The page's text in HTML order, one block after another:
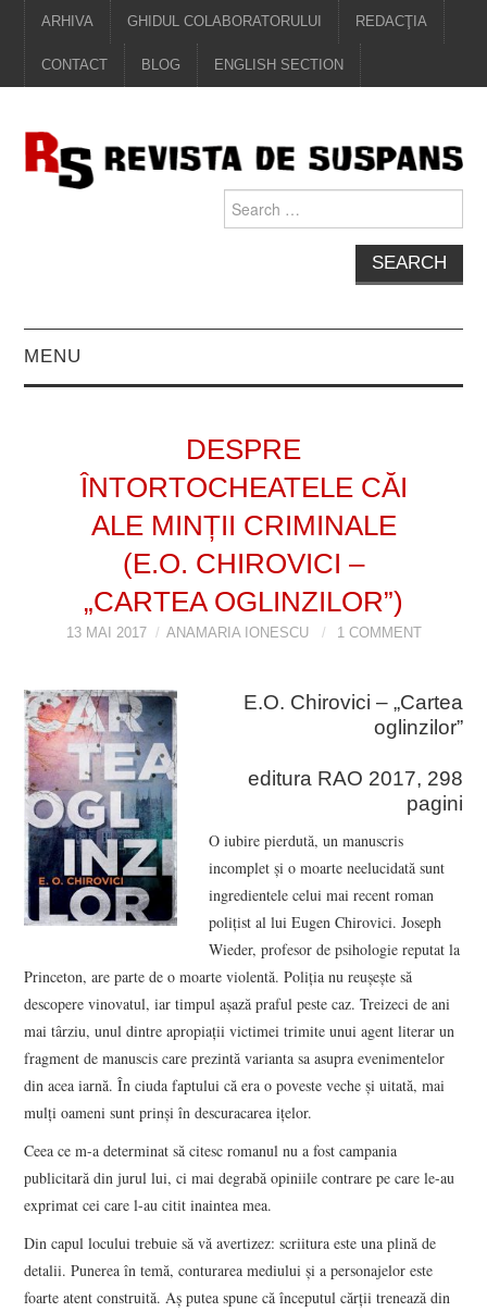
ARHIVA GHIDUL COLABORATORULUI REDACŢIA
CONTACT BLOG ENGLISH SECTION
for:
MENU
VIZIUNI ȘI SPECTRE
CONTRAPAGINI
CARTE & FILM
SUSPANS
NUMĂRUL 48 /
MARTIE 2018
NUMĂRUL 49 /
APRILIE 2018
DESPRE
ÎNTORTOCHEATELE CĂI
ALE MINȚII CRIMINALE
(E.O. CHIROVICI –
„CARTEA OGLINZILOR”)
13 MAI 2017 ANAMARIA IONESCU 1 COMMENT
E.O. Chirovici – „Cartea
oglinzilor”
editura RAO 2017, 298
pagini
O iubire pierdută, un manuscris
incomplet și o moarte neelucidată sunt
ingredientele celui mai recent roman
polițist al lui Eugen Chirovici. Joseph
Wieder, profesor de psihologie reputat la
Princeton, are parte de o moarte violentă. Poliția nu reușește să
descopere vinovatul, iar timpul așază praful peste caz. Treizeci de ani
mai târziu, unul dintre apropiații victimei trimite unui agent literar un
fragment de manuscis care prezintă varianta sa asupra evenimentelor
din acea iarnă. În ciuda faptului că era o poveste veche și uitată, mai
mulți oameni sunt prinși în descuracarea ițelor.
Ceea ce m-a determinat să citesc romanul nu a fost campania
publicitară din jurul lui, ci mai degrabă opiniile contrare pe care le-au
exprimat cei care l-au citit inaintea mea.
Din capul locului trebuie să vă avertizez: scriitura este una plină de
detalii. Punerea în temă, conturarea mediului și a personajelor este
foarte atent construită. Aș putea spune că începutul cărții trenează din